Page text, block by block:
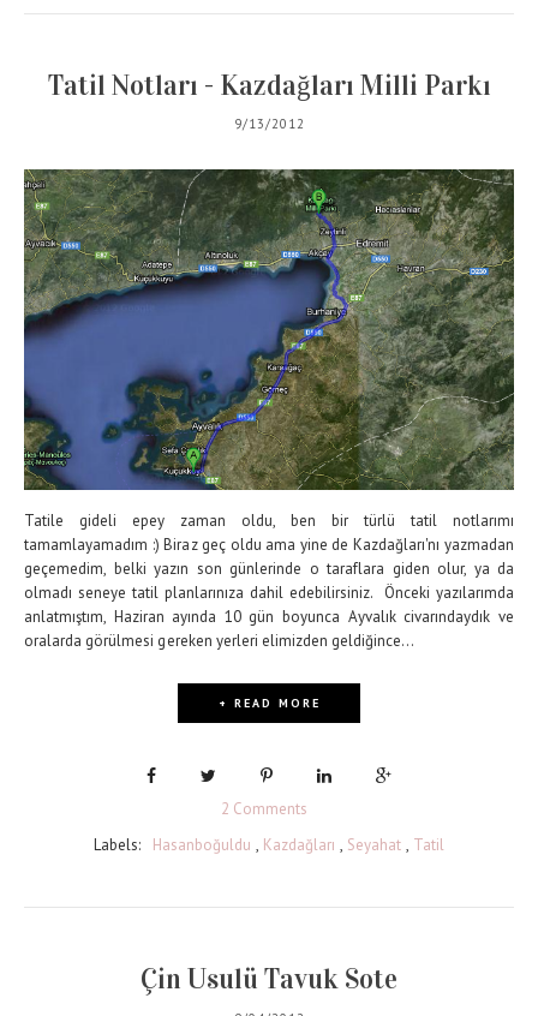
Tatil Notları - Kazdağları Milli Parkı
9/13/2012
Tatile gideli epey zaman oldu, ben bir türlü tatil notlarımı
tamamlayamadım :) Biraz geç oldu ama yine de Kazdağları'nı yazmadan
geçemedim, belki yazın son günlerinde o taraflara giden olur, ya da
olmadı seneye tatil planlarınıza dahil edebilirsiniz. Önceki yazılarımda
anlatmıştım, Haziran ayında 10 gün boyunca Ayvalık civarındaydık ve
oralarda görülmesi gereken yerleri elimizden geldiğince...
+ READ MORE
2 Comments
Labels:
Hasanboğuldu , Kazdağları , Seyahat , Tatil
Çin Usulü Tavuk Sote